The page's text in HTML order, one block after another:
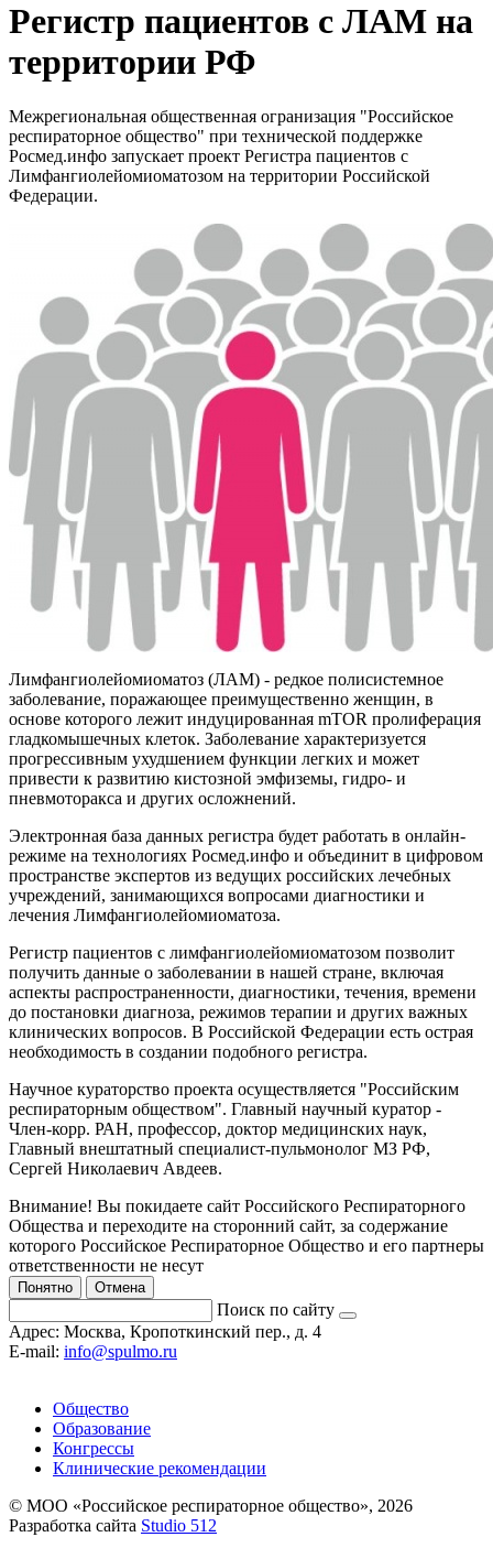
Регистр пациентов с ЛАМ на
территории РФ
Межрегиональная общественная огранизация "Российское
респираторное общество" при технической поддержке
Росмед.инфо запускает проект Регистра пациентов с
Лимфангиолейомиоматозом на территории Российской
Федерации.
Лимфангиолейомиоматоз (ЛАМ) - редкое полисистемное
заболевание, поражающее преимущественно женщин, в
основе которого лежит индуцированная mTOR пролиферация
гладкомышечных клеток. Заболевание характеризуется
прогрессивным ухудшением функции легких и может
привести к развитию кистозной эмфиземы, гидро- и
пневмоторакса и других осложнений.
Электронная база данных регистра будет работать в онлайн-
режиме на технологиях Росмед.инфо и объединит в цифровом
пространстве экспертов из ведущих российских лечебных
учреждений, занимающихся вопросами диагностики и
лечения Лимфангиолейомиоматоза.
Регистр пациентов с лимфангиолейомиоматозом позволит
получить данные о заболевании в нашей стране, включая
аспекты распространенности, диагностики, течения, времени
до постановки диагноза, режимов терапии и других важных
клинических вопросов. В Российской Федерации есть острая
необходимость в создании подобного регистра.
Научное кураторство проекта осуществляется "Российским
респираторным обществом". Главный научный куратор -
Член-корр. РАН, профессор, доктор медицинских наук,
Главный внештатный специалист-пульмонолог МЗ РФ,
Сергей Николаевич Авдеев.
Внимание! Вы покидаете сайт Российского Респираторного
Общества и переходите на сторонний сайт, за содержание
которого Российское Респираторное Общество и его партнеры
ответственности не несут
Понятно Отмена
Поиск по сайту
Адрес: Москва, Кропоткинский пер., д. 4
E-mail: info@spulmo.ru
Общество
Образование
Конгрессы
Клинические рекомендации
© МОО «Российское респираторное общество», 2026
Разработка сайта Studio 512